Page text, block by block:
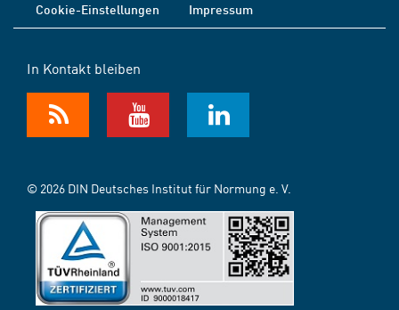
Cookie-Einstellungen
Impressum
In Kontakt bleiben
© 2026 DIN Deutsches Institut für Normung e. V.